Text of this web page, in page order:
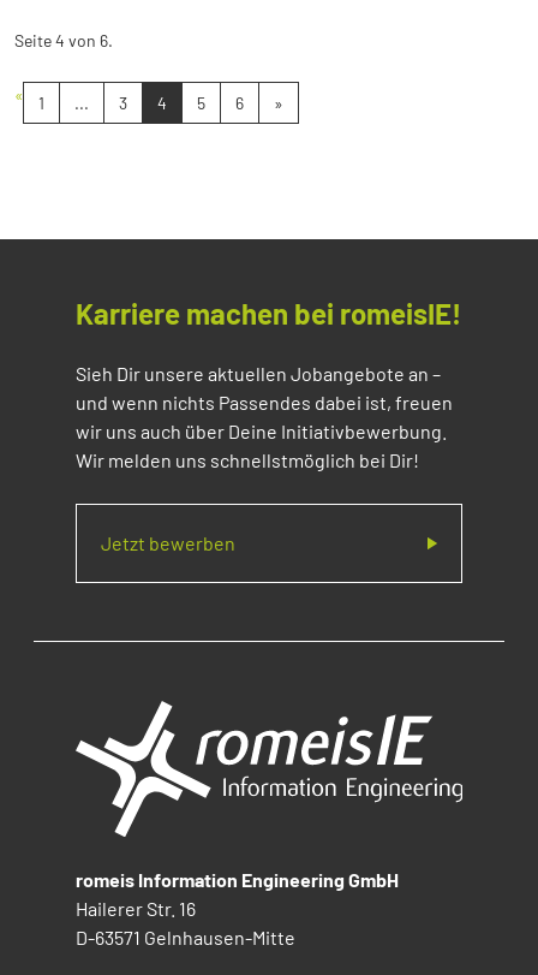
Seite 4 von 6.
« 1 ... 3 4 5 6 »
Karriere machen bei romeisIE!
Sieh Dir unsere aktuellen Jobangebote an –
und wenn nichts Passendes dabei ist, freuen
wir uns auch über Deine Initiativbewerbung.
Wir melden uns schnellstmöglich bei Dir!
Jetzt bewerben
romeis Information Engineering GmbH
Hailerer Str. 16
D-63571 Gelnhausen-Mitte